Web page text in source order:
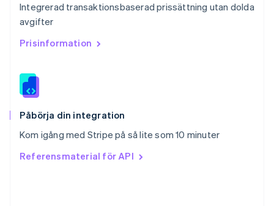
Integrerad transaktionsbaserad prissättning utan dolda
avgifter
Prisinformation
Påbörja din integration
Kom igång med Stripe på så lite som 10 minuter
Referensmaterial för API
English
Slovenien
English Italiano
Storbritannien
Sverige
SvenskaEnglish
ไทยEnglish
English